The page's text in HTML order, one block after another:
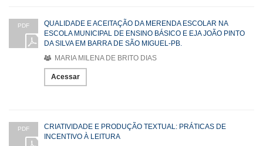
PDF
QUALIDADE E ACEITAÇÃO DA MERENDA ESCOLAR NA
ESCOLA MUNICIPAL DE ENSINO BÁSICO E EJA JOÃO PINTO
DA SILVA EM BARRA DE SÃO MIGUEL-PB.
MARIA MILENA DE BRITO DIAS
Acessar
PDF
CRIATIVIDADE E PRODUÇÃO TEXTUAL: PRÁTICAS DE
INCENTIVO À LEITURA